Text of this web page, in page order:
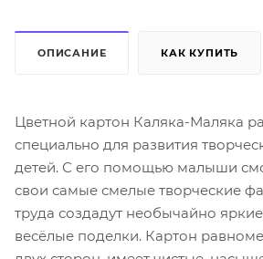
ОПИСАНИЕ КАК КУПИТЬ
Цветной картон Каляка-Маляка
специально для развития
детей. С его помощью малыши
свои самые смелые творческие
труда создадут необычайно
весёлые поделки. Картон